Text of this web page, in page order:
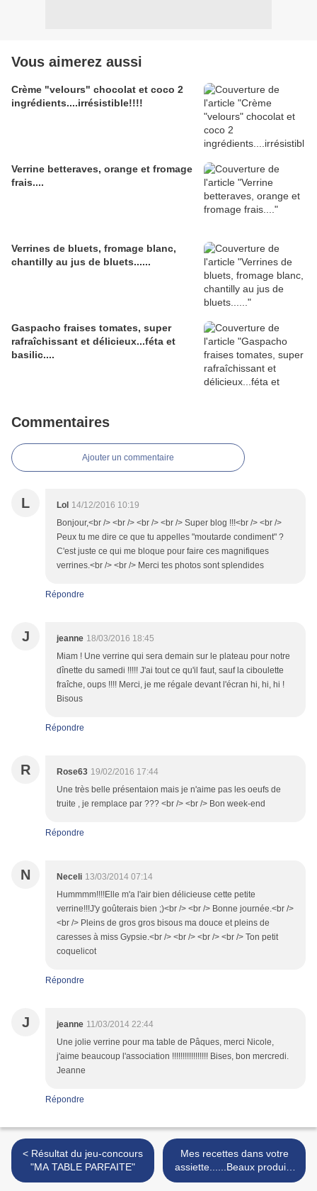
Vous aimerez aussi
Crème "velours" chocolat et coco 2
ingrédients....irrésistible!!!!
Verrine betteraves, orange et fromage
frais....
Verrines de bluets, fromage blanc,
chantilly au jus de bluets......
Gaspacho fraises tomates, super
rafraîchissant et délicieux...féta et
basilic....
Commentaires
Ajouter un commentaire
L Lol 14/12/2016 10:19
Bonjour,<br /> <br /> <br /> <br /> Super blog !!!<br /> <br />
Peux tu me dire ce que tu appelles "moutarde condiment" ?
C'est juste ce qui me bloque pour faire ces magnifiques
verrines.<br /> <br /> Merci tes photos sont splendides
Répondre
J jeanne 18/03/2016 18:45
Miam ! Une verrine qui sera demain sur le plateau pour notre
dînette du samedi !!!!! J'ai tout ce qu'il faut, sauf la ciboulette
fraîche, oups !!!! Merci, je me régale devant l'écran hi, hi, hi !
Bisous
Répondre
R Rose63 19/02/2016 17:44
Une très belle présentaion mais je n'aime pas les oeufs de
truite , je remplace par ??? <br /> <br /> Bon week-end
Répondre
N Neceli 13/03/2014 07:14
Hummmm!!!!Elle m'a l'air bien délicieuse cette petite
verrine!!!J'y goûterais bien ;)<br /> <br /> Bonne journée.<br />
<br /> Pleins de gros gros bisous ma douce et pleins de
caresses à miss Gypsie.<br /> <br /> <br /> <br /> Ton petit
coquelicot
Répondre
J jeanne 11/03/2014 22:44
Une jolie verrine pour ma table de Pâques, merci Nicole,
j'aime beaucoup l'association !!!!!!!!!!!!!!!!! Bises, bon mercredi.
Jeanne
Répondre
< Résultat du jeu-concours
"MA TABLE PARFAITE"
Mes recettes dans votre
assiette......Beaux produits
reçus... >